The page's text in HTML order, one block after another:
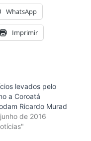
WhatsApp
Imprimir
levados pelo
a Coroatá
Ricardo Murad
de 2016